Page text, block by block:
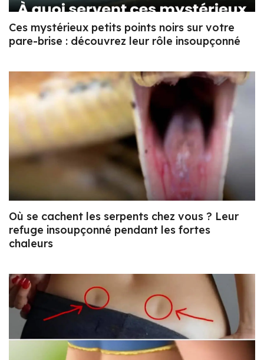
Ces mystérieux petits points noirs sur votre
pare-brise : découvrez leur rôle insoupçonné
Où se cachent les serpents chez vous ? Leur
refuge insoupçonné pendant les fortes
chaleurs